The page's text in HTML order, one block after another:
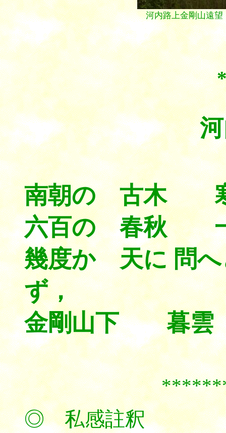
河内路上金剛山遠望
南朝の 古木
六百の 春秋
幾度か 天に 問
ず，
金剛山下 暮雲
◎ 私感註釈